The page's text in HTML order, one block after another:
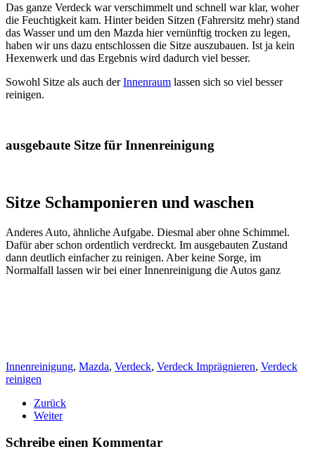
Das ganze Verdeck war verschimmelt und schnell war klar, woher
die Feuchtigkeit kam. Hinter beiden Sitzen (Fahrersitz mehr) stand
das Wasser und um den Mazda hier vernünftig trocken zu legen,
haben wir uns dazu entschlossen die Sitze auszubauen. Ist ja kein
Hexenwerk und das Ergebnis wird dadurch viel besser.
Sowohl Sitze als auch derInnenraum lassen sich so viel besser
reinigen.
ausgebaute Sitze für Innenreinigung
Sitze Schamponieren und waschen
Anderes Auto, ähnliche Aufgabe. Diesmal aber ohne Schimmel.
Dafür aber schon ordentlich verdreckt. Im ausgebauten Zustand
dann deutlich einfacher zu reinigen. Aber keine Sorge, im
Normalfall lassen wir bei einer Innenreinigung die Autos ganz
Innenreinigung, Mazda, Verdeck, Verdeck Imprägnieren, Verdeck
reinigen
Zurück
Weiter
Schreibe einen Kommentar